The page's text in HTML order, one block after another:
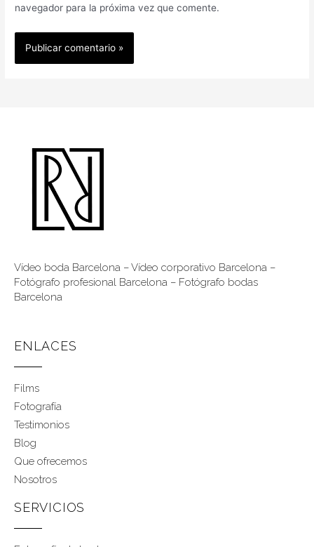
navegador para la próxima vez que comente.
Vídeo boda Barcelona –Vídeo corporativo Barcelona –
Fotógrafo profesional Barcelona – Fotógrafo bodas
Barcelona
ENLACES
Films
Fotografía
Testimonios
Blog
Que ofrecemos
Nosotros
SERVICIOS